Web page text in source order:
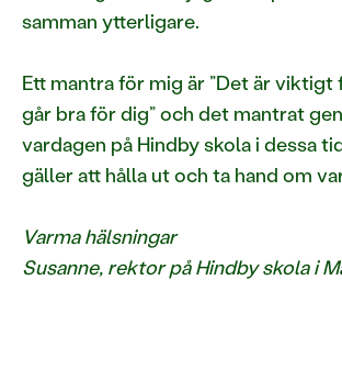
samman ytterligare.
Ett mantra för mig är ”Det är
går bra för dig” och det mantrat
vardagen på Hindby skola i dessa
gäller att hålla ut och ta hand om
Varma hälsningar
Susanne, rektor på Hindby skola i